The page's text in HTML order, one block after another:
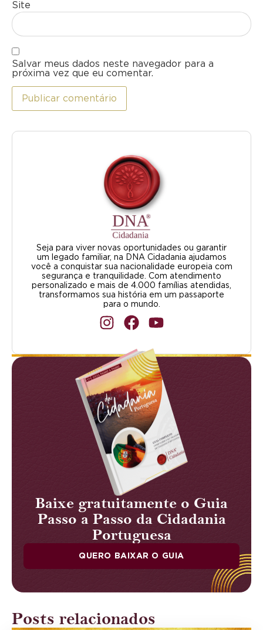
Site
Salvar meus dados neste navegador para a
próxima vez que eu comentar.
Seja para viver novas oportunidades ou garantir
um legado familiar, na DNA Cidadania ajudamos
você a conquistar sua nacionalidade europeia com
segurança e tranquilidade. Com atendimento
personalizado e mais de 4.000 famílias atendidas,
transformamos sua história em um passaporte
para o mundo.
Baixe gratuitamente o Guia
Passo a Passo da Cidadania
Portuguesa
QUERO BAIXAR O GUIA
Posts relacionados